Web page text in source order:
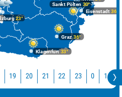
Graz36°
Klagenfurt 33°
23°
Eisenstadt 36°
Sankt Pölten 30°
19 20 21 22 23 0 1